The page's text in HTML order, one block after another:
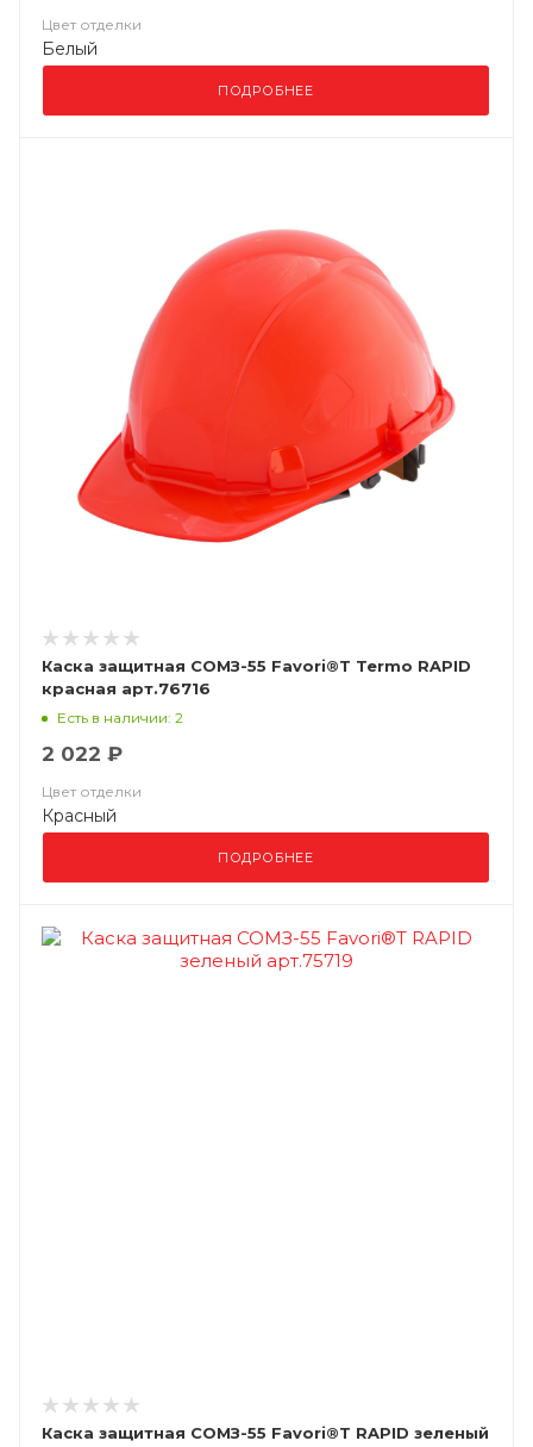
Цвет отделки
Белый
ПОДРОБНЕЕ
Каска защитная СОМЗ-55 Favori®T Termo RAPID
красная арт.76716
Есть в наличии: 2
2 022 ₽
Цвет отделки
Красный
ПОДРОБНЕЕ
Каска защитная СОМЗ-55 Favori®T RAPID зеленый